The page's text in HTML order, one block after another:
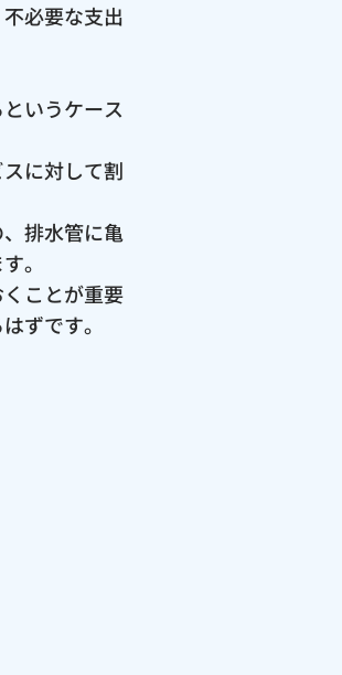
必要な支出
いうケース
に対して割
排水管に亀
。
ことが重要
ずです。